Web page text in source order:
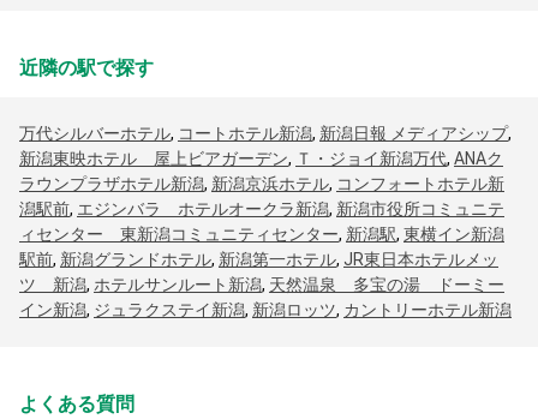
近隣の駅で探す
万代シルバーホテル, コートホテル新潟, 新潟日報 メディアシップ,
新潟東映ホテル 屋上ビアガーデン, Ｔ・ジョイ新潟万代, ANAク
ラウンプラザホテル新潟, 新潟京浜ホテル, コンフォートホテル新
潟駅前, エジンバラ ホテルオークラ新潟, 新潟市役所コミュニテ
ィセンター 東新潟コミュニティセンター, 新潟駅, 東横イン新潟
駅前, 新潟グランドホテル, 新潟第一ホテル, JR東日本ホテルメッ
ツ 新潟, ホテルサンルート新潟, 天然温泉 多宝の湯 ドーミー
イン新潟, ジュラクステイ新潟, 新潟ロッツ, カントリーホテル新潟
よくある質問